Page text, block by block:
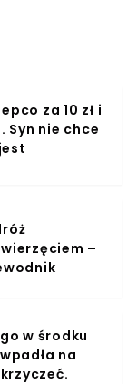
za 10 zł i
Syn nie chce
–
w środku
na